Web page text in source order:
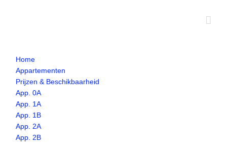
Home
Appartementen
Prijzen & Beschikbaarheid
App. 0A
App. 1A
App. 1B
App. 2A
App. 2B